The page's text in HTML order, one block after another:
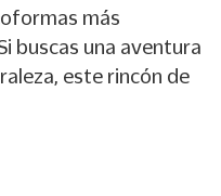
más
buscas una aventura
este rincón de